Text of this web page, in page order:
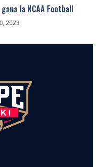
la NCAA Football
2023